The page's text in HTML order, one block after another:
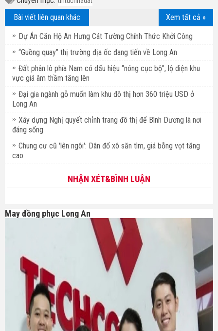
Xem tất cả »
Bài viết liên quan khác
Dự Án Căn Hộ An Hưng Cát Tường Chính Thức Khởi Công
“Guồng quay” thị trường địa ốc đang tiến về Long An
Đất phân lô phía Nam có dấu hiệu “nóng cục bộ”, lộ diện khu
vực giá âm thầm tăng lên
Đại gia ngành gỗ muốn làm khu đô thị hơn 360 triệu USD ở
Long An
Xây dựng Nghị quyết chỉnh trang đô thị để Bình Dương là nơi
đáng sống
Chung cư cũ 'lên ngôi': Dân đổ xô săn tìm, giá bỗng vọt tăng
cao
NHẬN XÉT&BÌNH LUẬN
May đồng phục Long An